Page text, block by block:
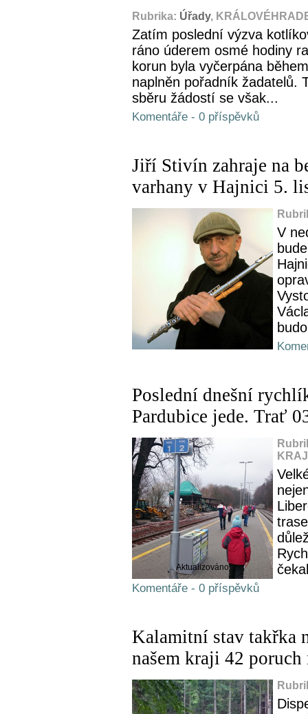
Rubrika: Úřady,
Zatím poslední výzva
ráno úderem osmé hodiny
korun byla vyčerpána
naplněn pořadník žadatelů.
sběru žádostí se však...
Komentáře - 0 příspěvků
Jiří Stivín zahraje na
varhany v Hajnici 5.
V
Poslední dnešní
Pardubice jede. Trať
Aktualizováno
Komentáře - 0 příspěvků
Kalamitní stav takřka
našem kraji 42